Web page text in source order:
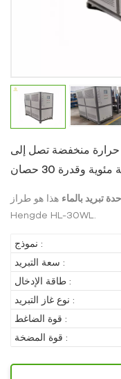
حرارة منخفضة تصل إلى
تبريد بالماء هذا هو طراز
Hengde HL-30WL.
نموذج :
سعة التبريد :
طاقة الإدخال :
نوع غاز التبريد :
قوة الضاغط :
قوة المضخة :